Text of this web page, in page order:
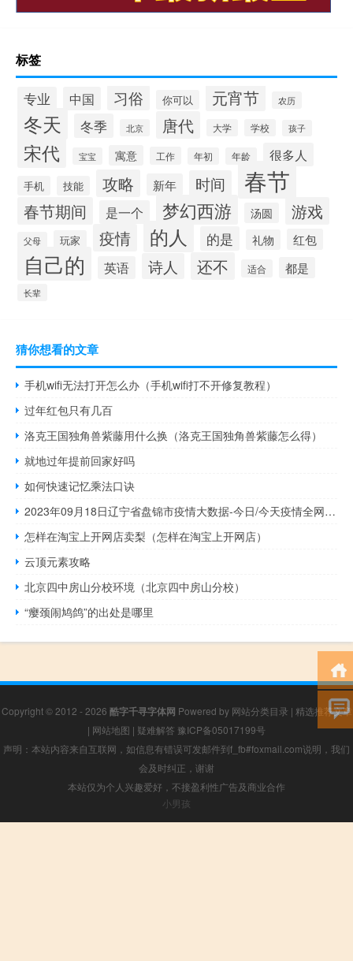
标签
专业 中国 习俗 你可以 元宵节 农历
冬天 冬季 北京 唐代 大学 学校 孩子
宋代 宝宝 寓意 工作 年初 年龄 很多人
手机 技能 攻略 新年 时间 春节
春节期间 是一个 梦幻西游 汤圆 游戏
父母 玩家 疫情 的人 的是 礼物 红包
自己的 英语 诗人 还不 适合 都是
长辈
猜你想看的文章
手机wifi无法打开怎么办（手机wifi打不开修复教程）
过年红包只有几百
洛克王国独角兽紫藤用什么换（洛克王国独角兽紫藤怎么得）
就地过年提前回家好吗
如何快速记忆乘法口诀
2023年09月18日辽宁省盘锦市疫情大数据-今日/今天疫情全网搜索最新实时消息动态情况通知播报
怎样在淘宝上开网店卖梨（怎样在淘宝上开网店）
云顶元素攻略
北京四中房山分校环境（北京四中房山分校）
“瘿颈闹鸠鸽”的出处是哪里
Copyright © 2012 - 2026 酷字千寻字体网 Powered by 网站分类目录 | 精选推荐文章
| 网站地图 | 疑难解答 豫ICP备05017199号
声明：本站内容来自互联网，如信息有错误可发邮件到f_fb#foxmail.com说明，我们
会及时纠正，谢谢
本站仅为个人兴趣爱好，不接盈利性广告及商业合作
小男孩